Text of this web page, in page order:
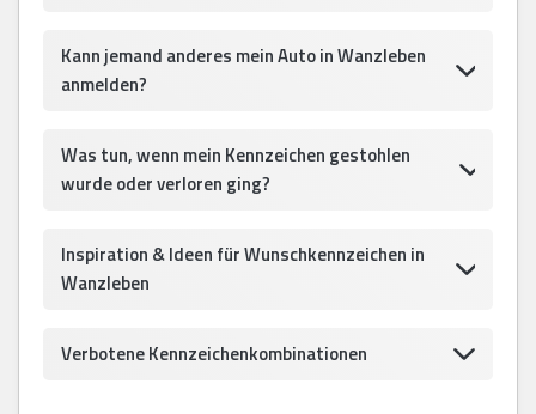
Kann jemand anderes mein Auto in Wanzleben
anmelden?
Was tun, wenn mein Kennzeichen gestohlen
wurde oder verloren ging?
Inspiration & Ideen für Wunschkennzeichen in
Wanzleben
Verbotene Kennzeichenkombinationen